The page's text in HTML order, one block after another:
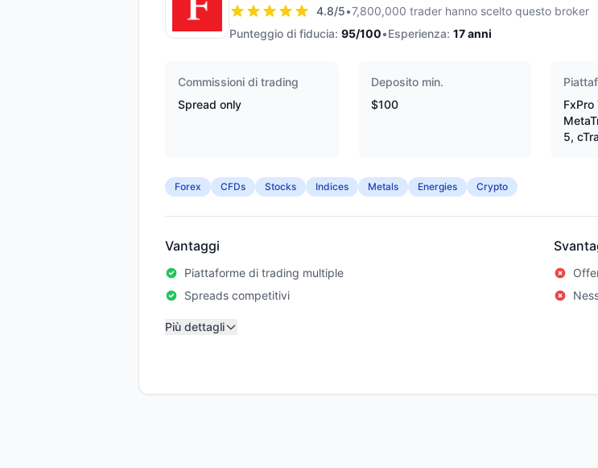
4.8/5•7,800,000 trader hanno scelto questo broker
Punteggio di fiducia: 95/100•Esperienza: 17anni
Commissioni di trading
Spread only
Deposito min.
$100
FxPro
5,
Forex CFDs Stocks Indices Metals Energies Crypto
Vantaggi
Piattaforme di trading multiple
Spreads competitivi
Più dettagli